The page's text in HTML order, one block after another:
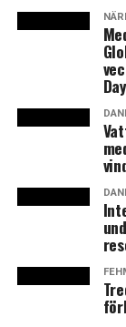
idag har en
svenska
betydligt
svensk
åt genom att
flyktigt,
Malmö är
Sverige i fem
företag med 4
regionen är
företag och 1
heltidstjänster.